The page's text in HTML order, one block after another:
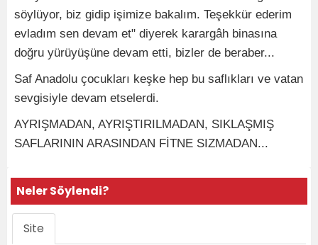
söylüyor, biz gidip işimize bakalım. Teşekkür ederim
evladım sen devam et" diyerek karargâh binasına
doğru yürüyüşüne devam etti, bizler de beraber...
Saf Anadolu çocukları keşke hep bu saflıkları ve vatan
sevgisiyle devam etselerdi.
AYRIŞMADAN, AYRIŞTIRILMADAN, SIKLAŞMIŞ
SAFLARININ ARASINDAN FİTNE SIZMADAN...
Neler Söylendi?
Site